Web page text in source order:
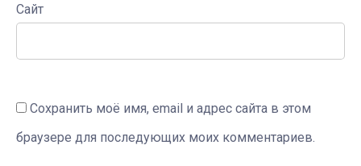
Сайт
Сохранить моё имя, email и адрес сайта в этом
браузере для последующих моих комментариев.